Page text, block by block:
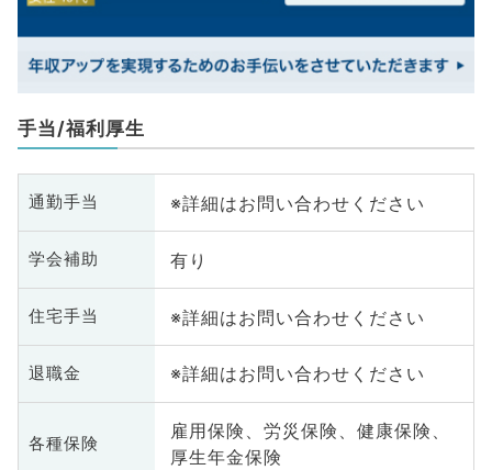
手当/福利厚生
通勤手当 ※詳細はお問い合わせください
学会補助 有り
住宅手当 ※詳細はお問い合わせください
退職金 ※詳細はお問い合わせください
各種保険
雇用保険、労災保険、健康保険、
厚生年金保険